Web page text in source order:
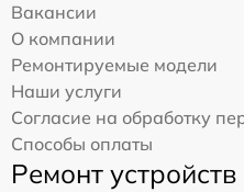
Вакансии
О компании
Ремонтируемые модели
Наши услуги
Согласие на обработку
Способы оплаты
Ремонт устройств